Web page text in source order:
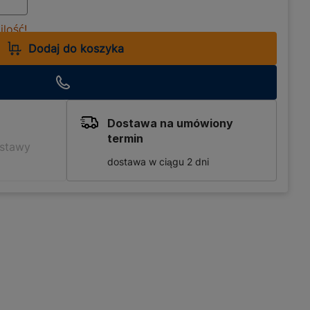
Dodaj do koszyka
Dostawa na umówiony
termin
dostawa w ciągu 2 dni
sprawdzi się w